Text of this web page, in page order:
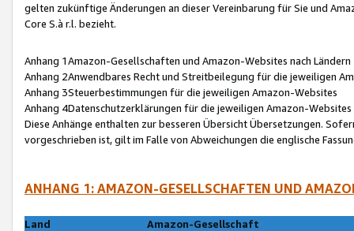
gelten zukünftige Änderungen an dieser Vereinbarung für Sie und
Core S.à r.l. bezieht.
Anhang 1Amazon-Gesellschaften und Amazon-Websites nach Ländern
Anhang 2Anwendbares Recht und Streitbeilegung für die jeweiligen
Anhang 3Steuerbestimmungen für die jeweiligen Amazon-Websites
Anhang 4Datenschutzerklärungen für die jeweiligen Amazon-Websites
Diese Anhänge enthalten zur besseren Übersicht Übersetzungen.
vorgeschrieben ist, gilt im Falle von Abweichungen die englische
ANHANG 1: AMAZON-GESELLSCHAFTEN UND
Land
Amazon-Gesellschaft